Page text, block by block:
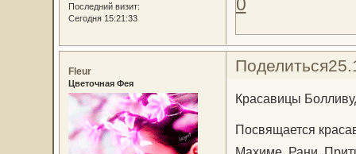
Последний визит:
Сегодня 15:21:33
Поделиться
Fleur
Цветочная Фея
Красавицы
Посвящается